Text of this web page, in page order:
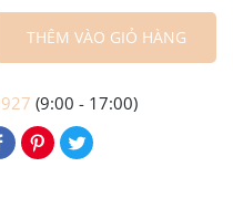
THÊM VÀO GIỎ HÀNG
(9:00 - 17:00)